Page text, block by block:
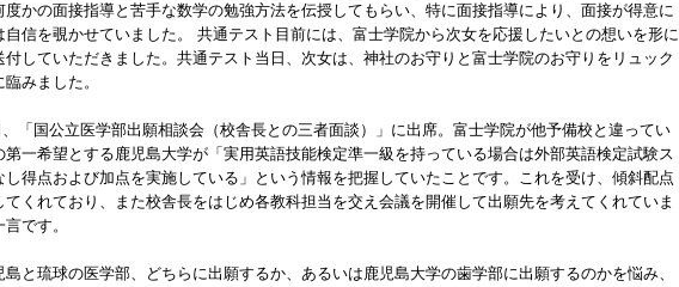
度かの面接指導と苦手な数学の勉強方法を伝授してもらい、特に面接指導により、面接が得意に
自信を覗かせていました。 共通テスト目前には、富士学院から次女を応援したいとの想いを形に
付していただきました。共通テスト当日、次女は、神社のお守りと富士学院のお守りをリュック
みました。
「国公立医学部出願相談会（校舎長との三者面談）」に出席。富士学院が他予備校と違ってい
第一希望とする鹿児島大学が「実用英語技能検定準一級を持っている場合は外部英語検定試験ス
し得点および加点を実施している」という情報を把握していたことです。これを受け、傾斜配点
てくれており、また校舎長をはじめ各教科担当を交え会議を開催して出願先を考えてくれていま
です。
と琉球の医学部、どちらに出願するか、あるいは鹿児島大学の歯学部に出願するのかを悩み、